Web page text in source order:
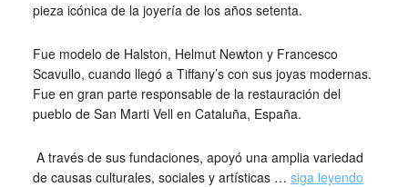
pieza icónica de la joyería de los años setenta.
​Fue modelo de Halston, Helmut Newton y Francesco
Scavullo, cuando llegó a Tiffany’s con sus joyas modernas.
Fue en gran parte responsable de la restauración del
pueblo de San Marti Vell en Cataluña, España.
​ A través de sus fundaciones, apoyó una amplia variedad
de causas culturales, sociales y artísticas … siga leyendo